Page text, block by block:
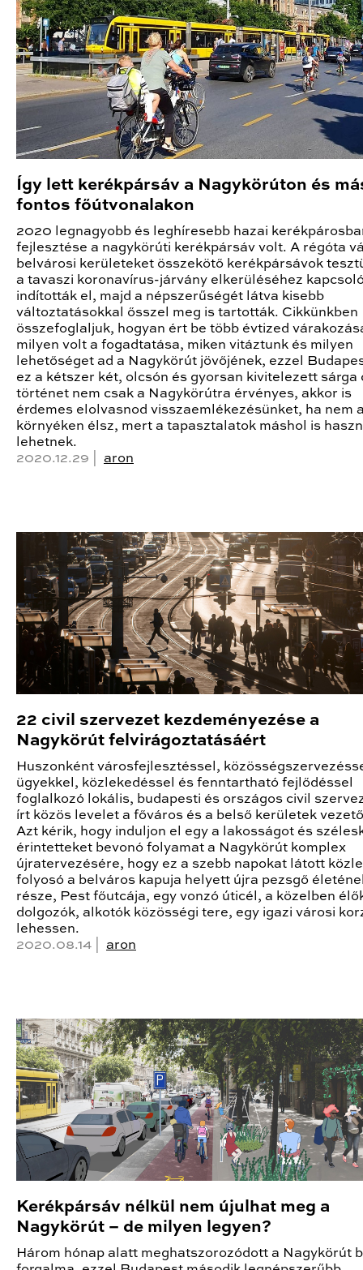
Így lett kerékpársáv a Nagykörúton és
fontos főútvonalakon
2020 legnagyobb és leghíresebb hazai
fejlesztése a nagykörúti kerékpársáv volt. A régóta
belvárosi kerületeket összekötő kerékpársávok
a tavaszi koronavírus-járvány elkerüléséhez
indították el, majd a népszerűségét látva kisebb
változtatásokkal ősszel meg is tartották. Cikkünkben
összefoglaljuk, hogyan ért be több évtized
milyen volt a fogadtatása, miken vitáztunk és milyen
lehetőséget ad a Nagykörút jövőjének, ezzel
ez a kétszer két, olcsón és gyorsan kivitelezett sárga
történet nem csak a Nagykörútra érvényes, akkor is
érdemes elolvasnod visszaemlékezésünket, ha nem
környéken élsz, mert a tapasztalatok máshol is
lehetnek.
2020.12.29 | aron
22 civil szervezet kezdeményezése a
Nagykörút felvirágoztatásáért
Huszonként városfejlesztéssel,
ügyekkel, közlekedéssel és fenntartható fejlődéssel
foglalkozó lokális, budapesti és országos civil
írt közös levelet a főváros és a belső kerületek
Azt kérik, hogy induljon el egy a lakosságot és
érintetteket bevonó folyamat a Nagykörút komplex
újratervezésére, hogy ez a szebb napokat látott
folyosó a belváros kapuja helyett újra pezsgő
része, Pest főutcája, egy vonzó úticél, a közelben
dolgozók, alkotók közösségi tere, egy igazi városi
lehessen.
2020.08.14 | aron
Kerékpársáv nélkül nem újulhat meg a
Nagykörút – de milyen legyen?
Három hónap alatt meghatszorozódott a Nagykörút